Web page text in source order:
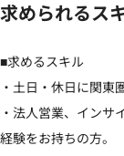
求められるス
■求めるスキル
・土日・休日に関東
・法人営業、インサ
経験をお持ちの方。